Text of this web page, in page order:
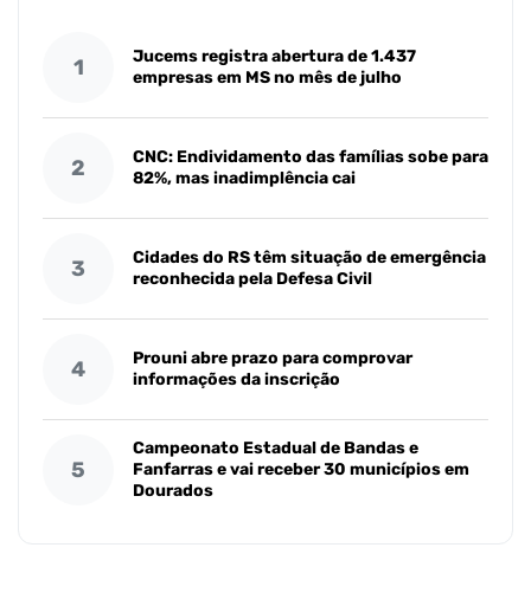
1
Jucems registra abertura de 1.437
empresas em MS no mês de julho
2
CNC: Endividamento das famílias sobe para
82%, mas inadimplência cai
3
Cidades do RS têm situação de emergência
reconhecida pela Defesa Civil
4
Prouni abre prazo para comprovar
informações da inscrição
5
Campeonato Estadual de Bandas e
Fanfarras e vai receber 30 municípios em
Dourados